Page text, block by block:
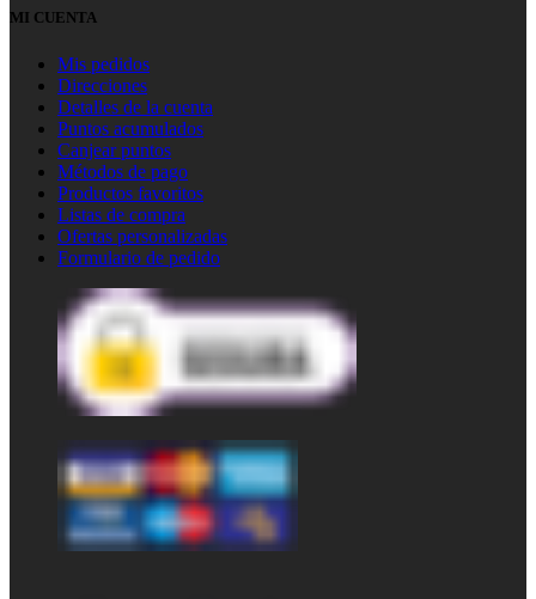
MI CUENTA
Mis pedidos
Direcciones
Detalles de la cuenta
Puntos acumulados
Canjear puntos
Métodos de pago
Productos favoritos
Listas de compra
Ofertas personalizadas
Formulario de pedido